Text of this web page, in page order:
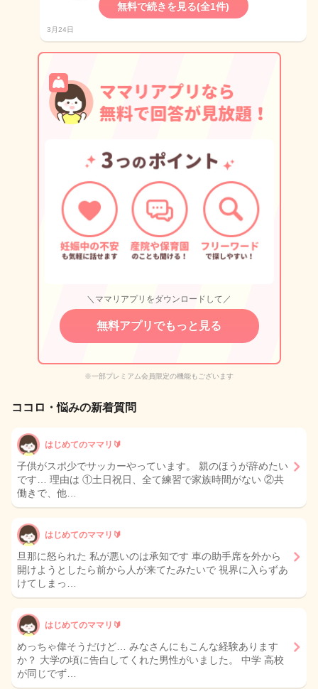
無料で続きを見る(全1件)
3月24日
＼ママリアプリをダウンロードして／
無料アプリでもっと見る
※一部プレミアム会員限定の機能もございます
ココロ・悩みの新着質問
はじめてのママリ🔰
子供がスポ少でサッカーやっています。 親のほうが辞めたい
です… 理由は ①土日祝日、全て練習で家族時間がない ②共
働きで、他…
はじめてのママリ🔰
旦那に怒られた 私が悪いのは承知です 車の助手席を外から
開けようとしたら前から人が来てたみたいで 視界に入らずあ
けてしまっ…
はじめてのママリ🔰
めっちゃ偉そうだけど… みなさんにもこんな経験あります
か？ 大学の頃に告白してくれた男性がいました。 中学 高校
が同じでず…